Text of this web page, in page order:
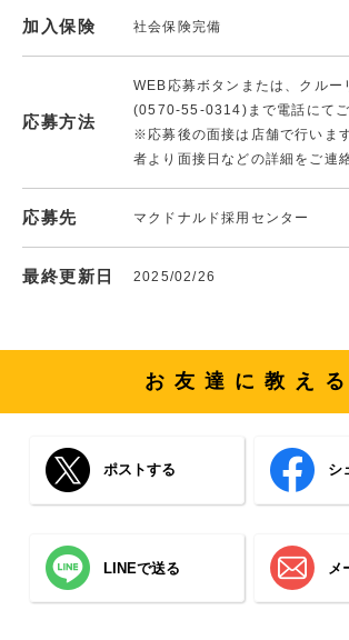
加入保険 社会保険完備
応募方法
WEB応募ボタンまたは、クルー
(0570-55-0314)まで電話にてご
※応募後の面接は店舗で行いま
者より面接日などの詳細をご連
応募先 マクドナルド採用センター
最終更新日 2025/02/26
お友達に教える
ポストする シ
LINEで送る メ